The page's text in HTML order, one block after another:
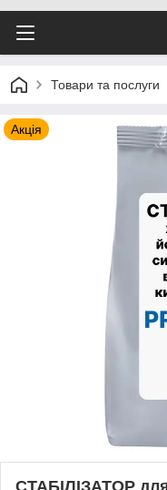
Товари та послуги
Акція
СТАБІЛІЗАТОР